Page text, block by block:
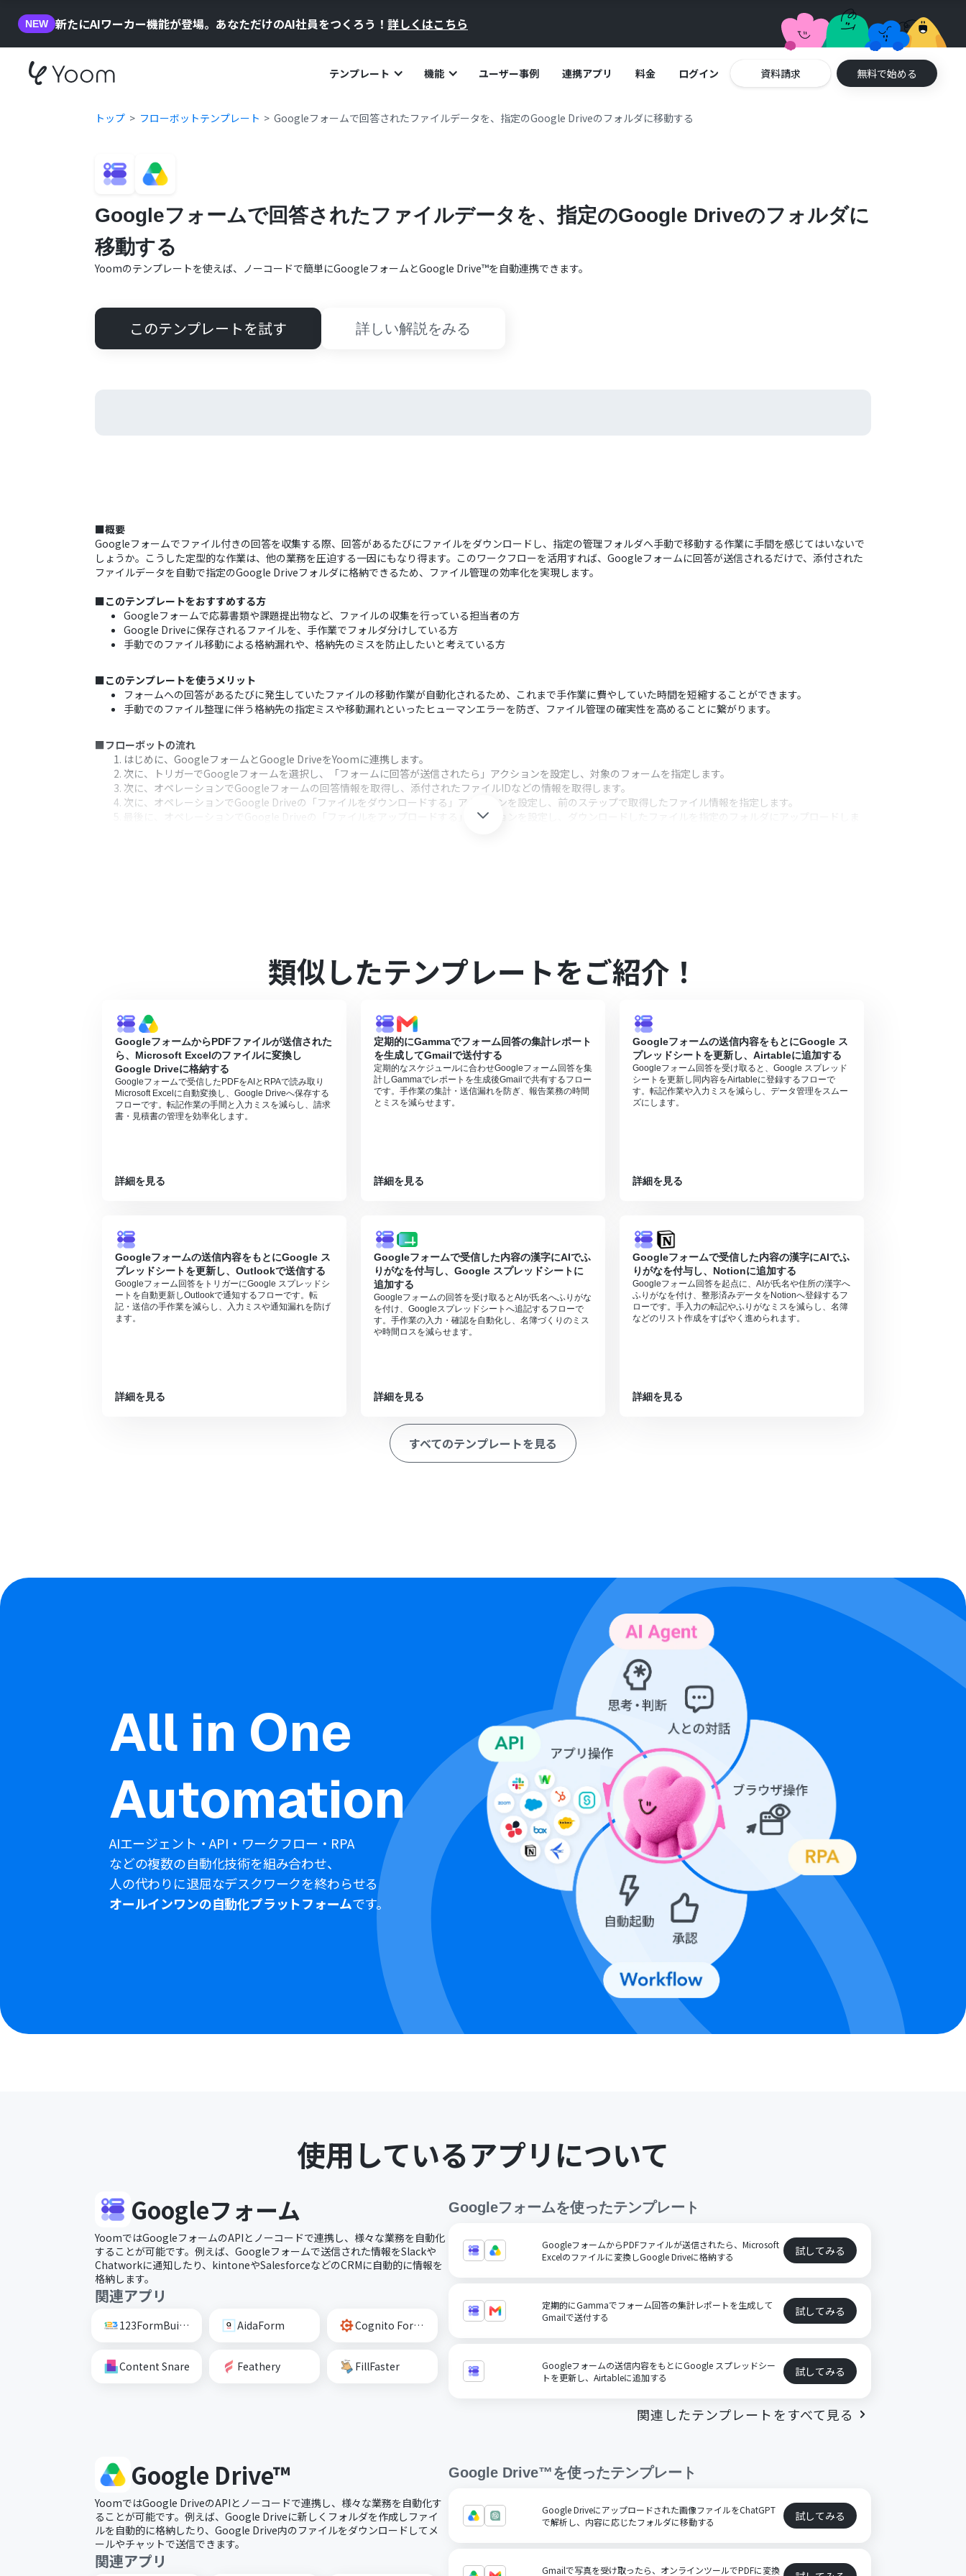
NEW 新たにAIワーカー機能が登場。あなただけのAI社員をつくろう！ 詳しくはこちら
テンプレート 機能 ユーザー事例 連携アプリ 料金 ログイン 資料請求 無料で始める
トップ フローボットテンプレート Googleフォームで回答されたファイルデータを、指定のGoogle Driveのフォルダに移動する
Googleフォームで回答されたファイルデータを、指定のGoogle Driveのフォルダに
移動する
Yoomのテンプレートを使えば、ノーコードで簡単にGoogleフォームとGoogle Drive™を自動連携できます。
このテンプレートを試す 詳しい解説をみる
■概要
Googleフォームでファイル付きの回答を収集する際、回答があるたびにファイルをダウンロードし、指定の管理フォルダへ手動で移動する作業に手間を感じてはいないで
しょうか。こうした定型的な作業は、他の業務を圧迫する一因にもなり得ます。このワークフローを活用すれば、Googleフォームに回答が送信されるだけで、添付された
ファイルデータを自動で指定のGoogle Driveフォルダに格納できるため、ファイル管理の効率化を実現します。
■このテンプレートをおすすめする方
Googleフォームで応募書類や課題提出物など、ファイルの収集を行っている担当者の方
Google Driveに保存されるファイルを、手作業でフォルダ分けしている方
手動でのファイル移動による格納漏れや、格納先のミスを防止したいと考えている方
■このテンプレートを使うメリット
フォームへの回答があるたびに発生していたファイルの移動作業が自動化されるため、これまで手作業に費やしていた時間を短縮することができます。
手動でのファイル整理に伴う格納先の指定ミスや移動漏れといったヒューマンエラーを防ぎ、ファイル管理の確実性を高めることに繋がります。
■フローボットの流れ
はじめに、GoogleフォームとGoogle DriveをYoomに連携します。
次に、トリガーでGoogleフォームを選択し、「フォームに回答が送信されたら」アクションを設定し、対象のフォームを指定します。
次に、オペレーションでGoogleフォームの回答情報を取得し、添付されたファイルIDなどの情報を取得します。
次に、オペレーションでGoogle Driveの「ファイルをダウンロードする」アクションを設定し、前のステップで取得したファイル情報を指定します。
最後に、オペレーションでGoogle Driveの「ファイルをアップロードする」アクションを設定し、ダウンロードしたファイルを指定のフォルダにアップロードしま
Googleフォーム、Google DriveのそれぞれとYoomを連携してください。
Googleフォームをトリガーとして使用した際の回答内容を取得する方法は「
Googleフォームトリガーで、回答内容を取得する方法
プランによって最短の起動間隔が異なりますので、ご注意ください。
ダウンロード可能なファイル容量は最大300MBまでです。アプリの仕様によっては300MB未満になる可能性があるので、ご注意ください。
トリガー、各オペレーションでファイルを使用する際は、「ファイルの容量制限について」をご参照ください。
類似したテンプレートをご紹介！
GoogleフォームからPDFファイルが送信された
ら、Microsoft Excelのファイルに変換し
Google Driveに格納する
Googleフォームで受信したPDFをAIとRPAで読み取り
Microsoft Excelに自動変換し、Google Driveへ保存する
フローです。転記作業の手間と入力ミスを減らし、請求
書・見積書の管理を効率化します。
詳細を見る
定期的にGammaでフォーム回答の集計レポート
を生成してGmailで送付する
定期的なスケジュールに合わせGoogleフォーム回答を集
計しGammaでレポートを生成後Gmailで共有するフロー
です。手作業の集計・送信漏れを防ぎ、報告業務の時間
とミスを減らせます。
詳細を見る
Googleフォームの送信内容をもとにGoogle ス
プレッドシートを更新し、Airtableに追加する
Googleフォーム回答を受け取ると、Google スプレッド
シートを更新し同内容をAirtableに登録するフローで
す。転記作業や入力ミスを減らし、データ管理をスムー
ズにします。
詳細を見る
Googleフォームの送信内容をもとにGoogle ス
プレッドシートを更新し、Outlookで送信する
Googleフォーム回答をトリガーにGoogle スプレッドシ
ートを自動更新しOutlookで通知するフローです。転
記・送信の手作業を減らし、入力ミスや通知漏れを防げ
ます。
詳細を見る
Googleフォームで受信した内容の漢字にAIでふ
りがなを付与し、Google スプレッドシートに
追加する
Googleフォームの回答を受け取るとAIが氏名へふりがな
を付け、Googleスプレッドシートへ追記するフローで
す。手作業の入力・確認を自動化し、名簿づくりのミス
や時間ロスを減らせます。
詳細を見る
Googleフォームで受信した内容の漢字にAIでふ
りがなを付与し、Notionに追加する
Googleフォーム回答を起点に、AIが氏名や住所の漢字へ
ふりがなを付け、整形済みデータをNotionへ登録するフ
ローです。手入力の転記やふりがなミスを減らし、名簿
などのリスト作成をすばやく進められます。
詳細を見る
すべてのテンプレートを見る
All in One
Automation
AIエージェント・API・ワークフロー・RPA
などの複数の自動化技術を組み合わせ、
人の代わりに退屈なデスクワークを終わらせる
オールインワンの自動化プラットフォームです。
使用しているアプリについて
Googleフォーム
YoomではGoogleフォームのAPIとノーコードで連携し、様々な業務を自動化
することが可能です。例えば、Googleフォームで送信された情報をSlackや
Chatworkに通知したり、kintoneやSalesforceなどのCRMに自動的に情報を
格納します。
関連アプリ
123FormBuilder AidaForm Cognito Forms
Content Snare Feathery FillFaster
Googleフォームを使ったテンプレート
GoogleフォームからPDFファイルが送信されたら、Microsoft
Excelのファイルに変換しGoogle Driveに格納する
試してみる
定期的にGammaでフォーム回答の集計レポートを生成して
Gmailで送付する
試してみる
Googleフォームの送信内容をもとにGoogle スプレッドシー
トを更新し、Airtableに追加する
試してみる
関連したテンプレートをすべて見る
Google Drive™
YoomではGoogle DriveのAPIとノーコードで連携し、様々な業務を自動化す
ることが可能です。例えば、Google Driveに新しくフォルダを作成しファイ
ルを自動的に格納したり、Google Drive内のファイルをダウンロードしてメ
ールやチャットで送信できます。
関連アプリ
Google Drive™を使ったテンプレート
Google Driveにアップロードされた画像ファイルをChatGPT
で解析し、内容に応じたフォルダに移動する
試してみる
Gmailで写真を受け取ったら、オンラインツールでPDFに変換